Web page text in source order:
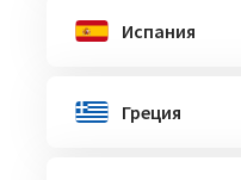
Испания
Греция